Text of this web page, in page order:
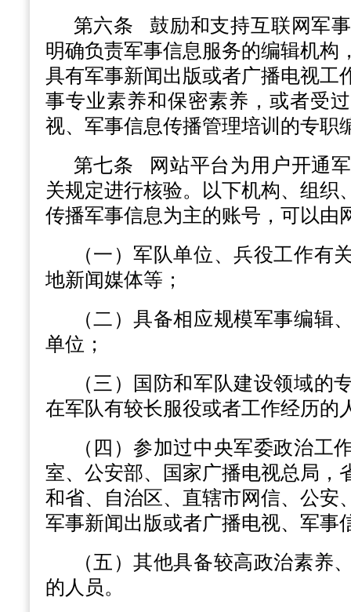
第六条 鼓励和支持互联网军
明确负责军事信息服务的编辑机构
具有军事新闻出版或者广播电视工
事专业素养和保密素养，或者受
视、军事信息传播管理培训的专职
第七条 网站平台为用户开通
关规定进行核验。以下机构、组织
传播军事信息为主的账号，可以由
（一）军队单位、兵役工作有
地新闻媒体等；
（二）具备相应规模军事编辑
单位；
（三）国防和军队建设领域的
在军队有较长服役或者工作经历的
（四）参加过中央军委政治工
室、公安部、国家广播电视总局，
和省、自治区、直辖市网信、公安
军事新闻出版或者广播电视、军事
（五）其他具备较高政治素养
的人员。